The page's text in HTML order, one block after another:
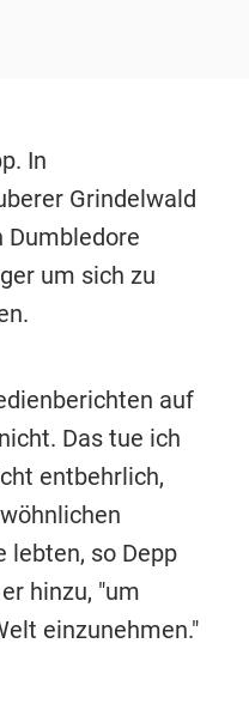
In
Grindelwald
Dumbledore
um sich zu
auf
Das tue ich
entbehrlich,
lebten, so Depp
hinzu, "um
einzunehmen."